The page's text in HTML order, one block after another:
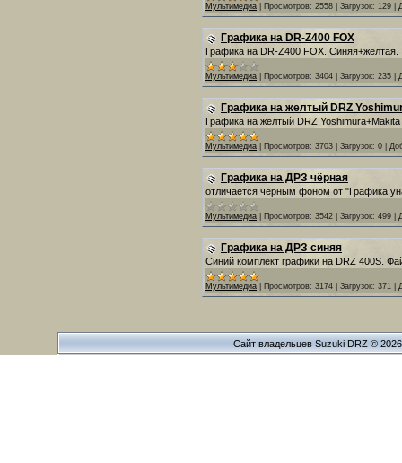
Мультимедиа Просмотров: 2558 Загрузок: 129
Графика на DR-Z400 FOX
Графика на DR-Z400 FOX. Синяя+желтая.
Мультимедиа Просмотров: 3404 Загрузок: 235
Графика на желтый DRZ
Графика на желтый DRZ Yoshimura+Makita
Мультимедиа Просмотров: 3703 Загрузок: 0
Графика на ДРЗ чёрная
отличается чёрным фоном от "Графика
Мультимедиа Просмотров: 3542 Загрузок: 499
Графика на ДРЗ синяя
Синий комплект графики на DRZ 400S.
Мультимедиа Просмотров: 3174 Загрузок: 371
Сайт владельцев Suzuki DRZ © 2026